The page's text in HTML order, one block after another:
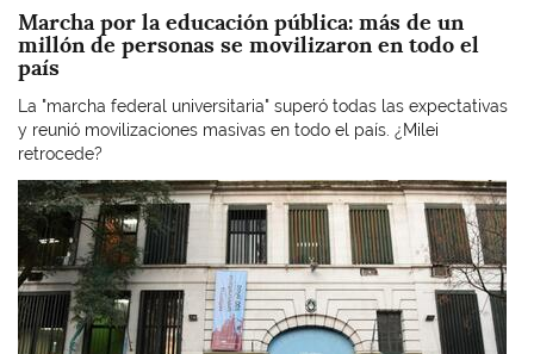
Marcha por la educación pública: más de un
millón de personas se movilizaron en todo el
país
La "marcha federal universitaria" superó todas las expectativas
y reunió movilizaciones masivas en todo el país. ¿Milei
retrocede?
Imagen